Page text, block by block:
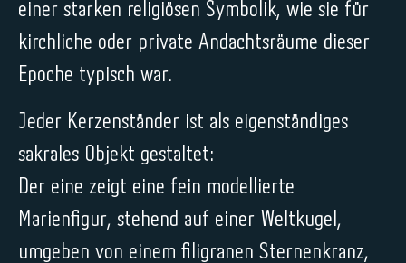
einer starken religiösen Symbolik, wie sie für
kirchliche oder private Andachtsräume dieser
Epoche typisch war.
Jeder Kerzenständer ist als eigenständiges
sakrales Objekt gestaltet:
Der eine zeigt eine fein modellierte
Marienfigur, stehend auf einer Weltkugel,
umgeben von einem filigranen Sternenkranz,